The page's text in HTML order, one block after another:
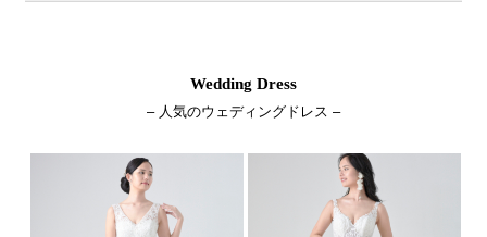
Wedding Dress
– 人気のウェディングドレス –